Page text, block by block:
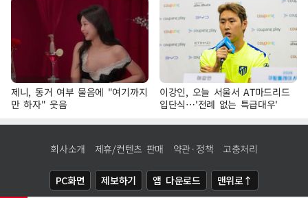
제니, 동거 여부 물음에 "여기까지
만 하자" 웃음
이강인, 오늘 서울서 AT마드리드
입단식…'전례 없는 특급대우'
회사소개 제휴/컨텐츠 판매 약관·정책 고충처리
PC화면 제보하기 앱 다운로드 맨위로↑